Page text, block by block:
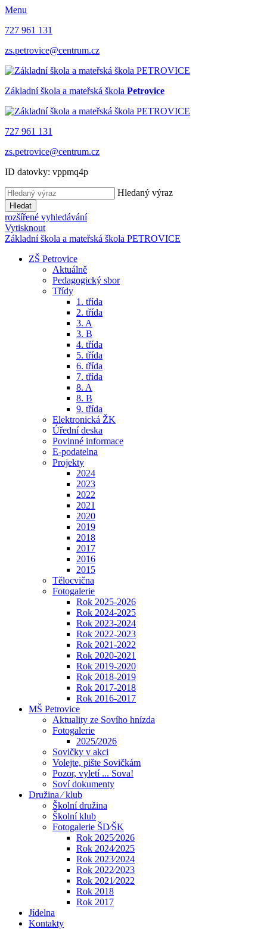
Menu
727 961 131
zs.petrovice@centrum.cz
Základní škola a mateřská škola Petrovice
727 961 131
zs.petrovice@centrum.cz
ID datovky: vppmq4p
Hledaný výraz
Hledat
rozšířené vyhledávání
Vytisknout
Základní škola a mateřská škola PETROVICE
ZŠ Petrovice
Aktuálně
Pedagogický sbor
Třídy
1. třída
2. třída
3. A
3. B
4. třída
5. třída
6. třída
7. třída
8. A
8. B
9. třída
Elektronická ŽK
Úřední deska
Povinné informace
E-podatelna
Projekty
2024
2023
2022
2021
2020
2019
2018
2017
2016
2015
Tělocvična
Fotogalerie
Rok 2025-2026
Rok 2024-2025
Rok 2023-2024
Rok 2022-2023
Rok 2021-2022
Rok 2020-2021
Rok 2019-2020
Rok 2018-2019
Rok 2017-2018
Rok 2016-2017
MŠ Petrovice
Aktuality ze Sovího hnízda
Fotogalerie
2025/2026
Sovičky v akci
Volejte, pište Sovičkám
Pozor, vyletí ... Sova!
Soví dokumenty
Družina ⁄ klub
Školní družina
Školní klub
Fotogalerie ŠD⁄ŠK
Rok 2025⁄2026
Rok 2024⁄2025
Rok 2023⁄2024
Rok 2022⁄2023
Rok 2021⁄2022
Rok 2018
Rok 2017
Jídelna
Kontakty